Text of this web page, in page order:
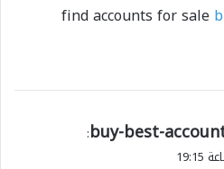
find accounts for sale
buy-best-
: